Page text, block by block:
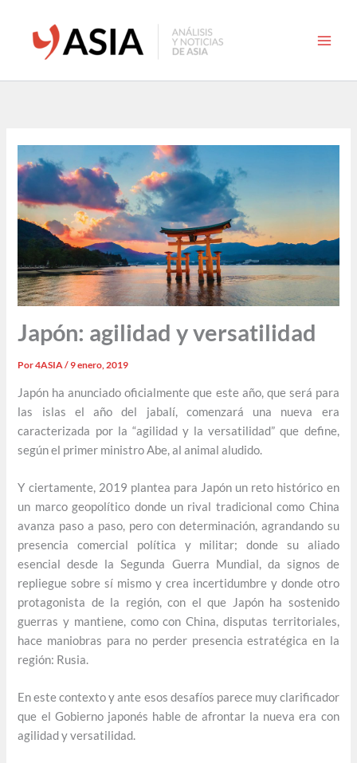
contenido
Japón: agilidad y versatilidad
Por4ASIA/9 enero, 2019
Japón ha anunciado oficialmente que este año, que será para
las islas el año del jabalí, comenzará una nueva era
caracterizada por la “agilidad y la versatilidad” que define,
según el primer ministro Abe, al animal aludido.
Y ciertamente, 2019 plantea para Japón un reto histórico en
un marco geopolítico donde un rival tradicional como China
avanza paso a paso, pero con determinación, agrandando su
presencia comercial política y militar; donde su aliado
esencial desde la Segunda Guerra Mundial, da signos de
repliegue sobre sí mismo y crea incertidumbre y donde otro
protagonista de la región, con el que Japón ha sostenido
guerras y mantiene, como con China, disputas territoriales,
hace maniobras para no perder presencia estratégica en la
región: Rusia.
En este contexto y ante esos desafíos parece muy clarificador
que el Gobierno japonés hable de afrontar la nueva era con
agilidad y versatilidad.